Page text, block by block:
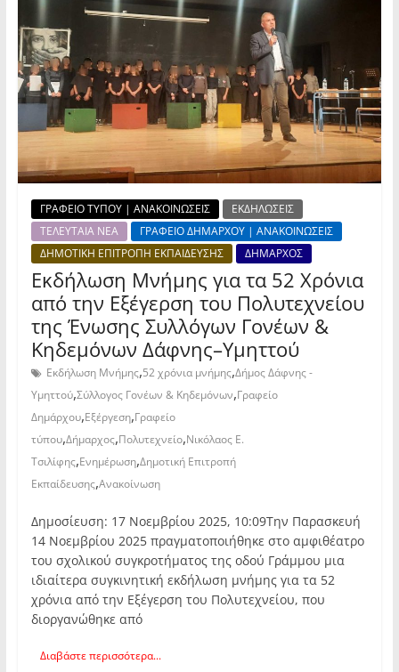
ΓΡΑΦΕΙΟ ΤΥΠΟΥ | ΑΝΑΚΟΙΝΩΣΕΙΣ
ΕΚΔΗΛΩΣΕΙΣ
ΤΕΛΕΥΤΑΙΑ ΝΕΑ
ΓΡΑΦΕΙΟ ΔΗΜΑΡΧΟΥ | ΑΝΑΚΟΙΝΩΣΕΙΣ
ΔΗΜΟΤΙΚΗ ΕΠΙΤΡΟΠΗ ΕΚΠΑΙΔΕΥΣΗΣ
ΔΗΜΑΡΧΟΣ
Εκδήλωση Μνήμης για τα 52 Χρόνια
από την Εξέγερση του Πολυτεχνείου
της Ένωσης Συλλόγων Γονέων &
Κηδεμόνων Δάφνης–Υμηττού
Εκδήλωση Μνήμης,52 χρόνια μνήμης,Δήμος Δάφνης -
Υμηττού,Σύλλογος Γονέων & Κηδεμόνων,Γραφείο
Δημάρχου,Εξέργεση,Γραφείο
τύπου,Δήμαρχος,Πολυτεχνείο,Νικόλαος Ε.
Τσιλίφης,Ενημέρωση,Δημοτική Επιτροπή
Εκπαίδευσης,Ανακοίνωση
Δημοσίευση: 17 Νοεμβρίου 2025, 10:09Την Παρασκευή
14 Νοεμβρίου 2025 πραγματοποιήθηκε στο αμφιθέατρο
του σχολικού συγκροτήματος της οδού Γράμμου μια
ιδιαίτερα συγκινητική εκδήλωση μνήμης για τα 52
χρόνια από την Εξέγερση του Πολυτεχνείου, που
διοργανώθηκε από
Διαβάστε περισσότερα...